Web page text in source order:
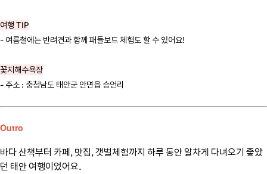
여행 TIP
- 여름철에는 반려견과 함께 패들보드 체험도 할 수 있어요!
꽃지해수욕장
- 주소 : 충청남도 태안군 안면읍 승언리
Outro
바다 산책부터 카페, 맛집, 갯벌체험까지 하루 동안 알차게 다녀오기 좋았
던 태안 여행이었어요.